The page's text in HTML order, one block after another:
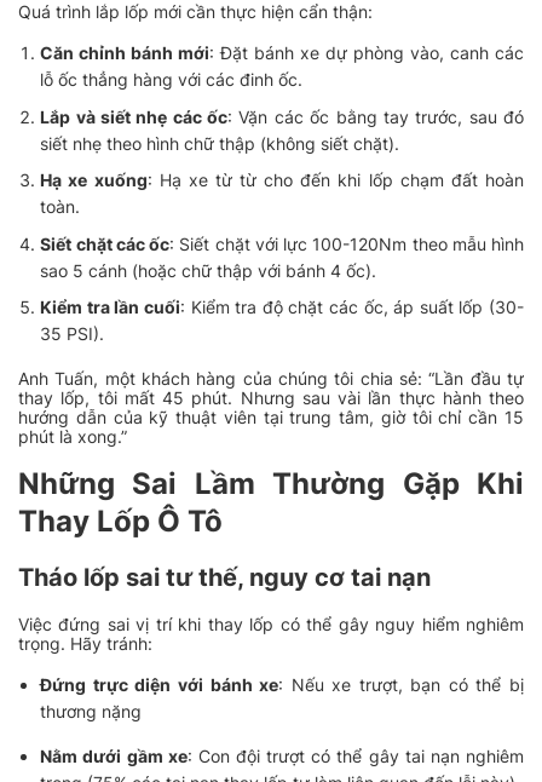
Quá trình lắp lốp mới cần thực hiện cẩn thận:
Căn chỉnh bánh mới: Đặt bánh xe dự phòng vào, canh các
lỗ ốc thẳng hàng với các đinh ốc.
Lắp và siết nhẹ các ốc: Vặn các ốc bằng tay trước, sau đó
siết nhẹ theo hình chữ thập (không siết chặt).
Hạ xe xuống: Hạ xe từ từ cho đến khi lốp chạm đất hoàn
toàn.
Siết chặt các ốc: Siết chặt với lực 100-120Nm theo mẫu hình
sao 5 cánh (hoặc chữ thập với bánh 4 ốc).
Kiểm tra lần cuối: Kiểm tra độ chặt các ốc, áp suất lốp (30-
35 PSI).
Anh Tuấn, một khách hàng của chúng tôi chia sẻ: “Lần đầu tự
thay lốp, tôi mất 45 phút. Nhưng sau vài lần thực hành theo
hướng dẫn của kỹ thuật viên tại trung tâm, giờ tôi chỉ cần 15
phút là xong.”
Những Sai Lầm Thường Gặp Khi
Thay Lốp Ô Tô
Tháo lốp sai tư thế, nguy cơ tai nạn
Việc đứng sai vị trí khi thay lốp có thể gây nguy hiểm nghiêm
trọng. Hãy tránh:
Đứng trực diện với bánh xe: Nếu xe trượt, bạn có thể bị
thương nặng
Nằm dưới gầm xe: Con đội trượt có thể gây tai nạn nghiêm